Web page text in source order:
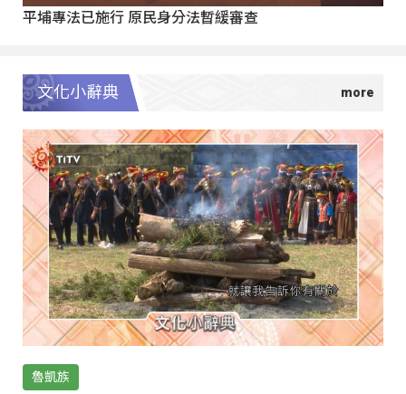
平埔專法已施行 原民身分法暫緩審查
文化小辭典
魯凱族